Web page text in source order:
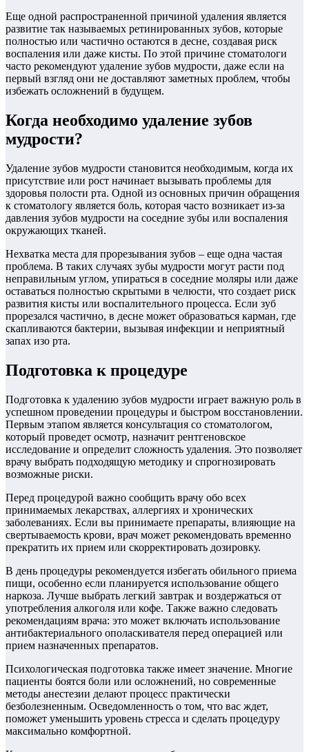
Еще одной распространенной причиной удаления является
развитие так называемых ретинированных зубов, которые
полностью или частично остаются в десне, создавая риск
воспаления или даже кисты. По этой причине стоматологи
часто рекомендуют удаление зубов мудрости, даже если на
первый взгляд они не доставляют заметных проблем, чтобы
избежать осложнений в будущем.
Когда необходимо удаление зубов
мудрости?
Удаление зубов мудрости становится необходимым, когда их
присутствие или рост начинает вызывать проблемы для
здоровья полости рта. Одной из основных причин обращения
к стоматологу является боль, которая часто возникает из-за
давления зубов мудрости на соседние зубы или воспаления
окружающих тканей.
Нехватка места для прорезывания зубов – еще одна частая
проблема. В таких случаях зубы мудрости могут расти под
неправильным углом, упираться в соседние моляры или даже
оставаться полностью скрытыми в челюсти, что создает риск
развития кисты или воспалительного процесса. Если зуб
прорезался частично, в десне может образоваться карман, где
скапливаются бактерии, вызывая инфекции и неприятный
запах изо рта.
Подготовка к процедуре
Подготовка к удалению зубов мудрости играет важную роль в
успешном проведении процедуры и быстром восстановлении.
Первым этапом является консультация со стоматологом,
который проведет осмотр, назначит рентгеновское
исследование и определит сложность удаления. Это позволяет
врачу выбрать подходящую методику и спрогнозировать
возможные риски.
Перед процедурой важно сообщить врачу обо всех
принимаемых лекарствах, аллергиях и хронических
заболеваниях. Если вы принимаете препараты, влияющие на
свертываемость крови, врач может рекомендовать временно
прекратить их прием или скорректировать дозировку.
В день процедуры рекомендуется избегать обильного приема
пищи, особенно если планируется использование общего
наркоза. Лучше выбрать легкий завтрак и воздержаться от
употребления алкоголя или кофе. Также важно следовать
рекомендациям врача: это может включать использование
антибактериального ополаскивателя перед операцией или
прием назначенных препаратов.
Психологическая подготовка также имеет значение. Многие
пациенты боятся боли или осложнений, но современные
методы анестезии делают процесс практически
безболезненным. Осведомленность о том, что вас ждет,
поможет уменьшить уровень стресса и сделать процедуру
максимально комфортной.